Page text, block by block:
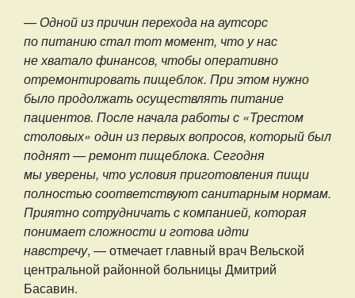
— Одной из причин перехода на аутсорс
по питанию стал тот момент, что у нас
не хватало финансов, чтобы оперативно
отремонтировать пищеблок. При этом нужно
было продолжать осуществлять питание
пациентов. После начала работы с «Трестом
столовых» один из первых вопросов, который был
поднят — ремонт пищеблока. Сегодня
мы уверены, что условия приготовления пищи
полностью соответствуют санитарным нормам.
Приятно сотрудничать с компанией, которая
понимает сложности и готова идти
навстречу, — отмечает главный врач Вельской
центральной районной больницы Дмитрий
Басавин.